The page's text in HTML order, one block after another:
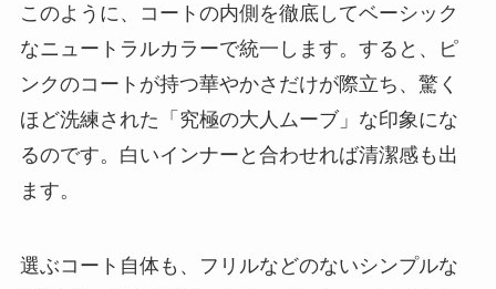
このように、コートの内側を徹底してベーシック
なニュートラルカラーで統一します。すると、ピ
ンクのコートが持つ華やかさだけが際立ち、驚く
ほど洗練された「究極の大人ムーブ」な印象にな
るのです。白いインナーと合わせれば清潔感も出
ます。
選ぶコート自体も、フリルなどのないシンプルな